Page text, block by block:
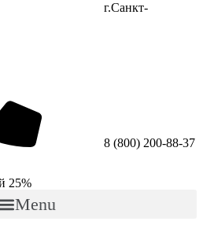
г.Санкт-
8 (800) 200-88-37
25%
Menu